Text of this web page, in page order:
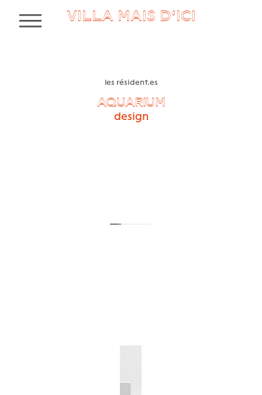
VILLA MAIS D’ICI
MENU
les résident.es
AQUARIUM
design